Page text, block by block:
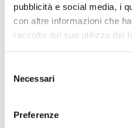
pubblicità e social media, i
con altre informazioni che
raccolto dal suo utilizzo dei
delNecessari
Preferenze
Hockey Pista –
Vercelli vs Forte
ARW 2021 – R1